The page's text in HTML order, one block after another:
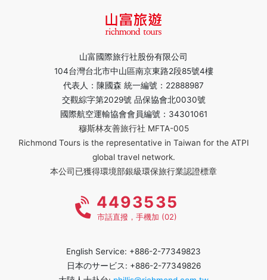
山富國際旅行社股份有限公司
104台灣台北市中山區南京東路2段85號4樓
代表人：陳國森 統一編號：22888987
交觀綜字第2029號 品保協會北0030號
國際航空運輸協會會員編號：34301061
穆斯林友善旅行社 MFTA-005
Richmond Tours is the representative in Taiwan for the ATPI
global travel network.
本公司已獲得環境部銀級環保旅行業認證標章
4493535
市話直撥，手機加 (02)
English Service: +886-2-77349823
日本のサービス: +886-2-77349826